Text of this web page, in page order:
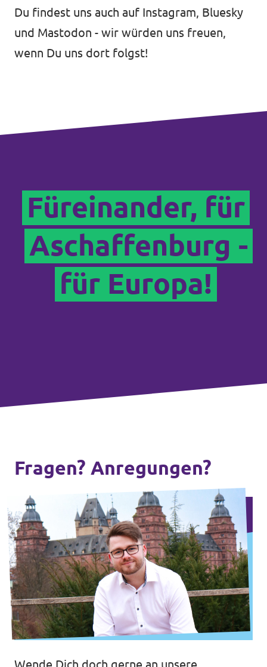
Du findest uns auch auf Instagram, Bluesky
und Mastodon - wir würden uns freuen,
wenn Du uns dort folgst!
Füreinander, für
Aschaffenburg -
für Europa!
Fragen? Anregungen?